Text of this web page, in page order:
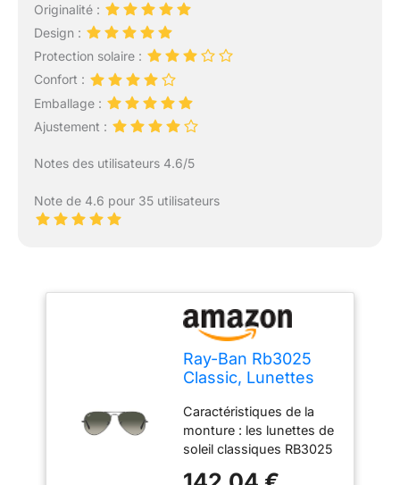
Originalité :
Design :
Protection solaire :
Confort :
Emballage :
Ajustement :
Notes des utilisateurs 4.6/5
Note de 4.6 pour 35 utilisateurs
Ray-Ban Rb3025
Classic, Lunettes
Gris
métallisé/dégradé
de Gris, 58 mm
Caractéristiques de la
monture : les lunettes de
soleil classiques RB3025